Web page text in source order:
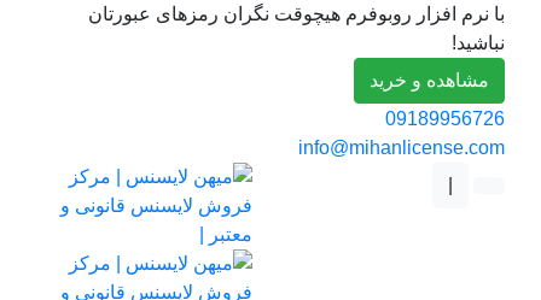
با نرم افزار روبوفرم هیچوقت نگران رمزهای عبورتان
نباشید!
مشاهده و خرید
09189956726
info@mihanlicense.com